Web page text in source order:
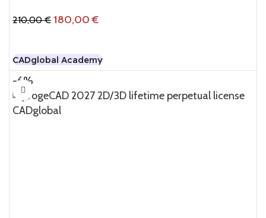
210,00€ 180,00€
CADglobal Academy
-6%